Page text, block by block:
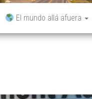
El mundo allá afuera